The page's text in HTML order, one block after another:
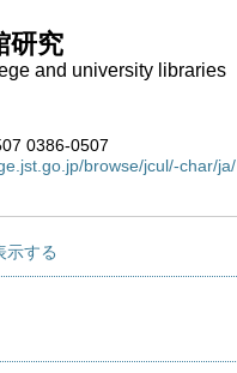
研究
and university libraries
0386-0507
browse/jcul/-char/ja/
示する